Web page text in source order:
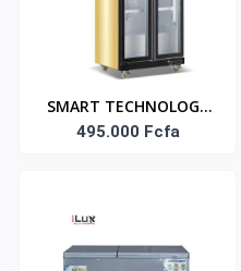
SMART TECHNOLOGY
Refroidisseur Vertical
660, Éclairage LED,
Design Jaune/Noir,
495.000 Fcfa